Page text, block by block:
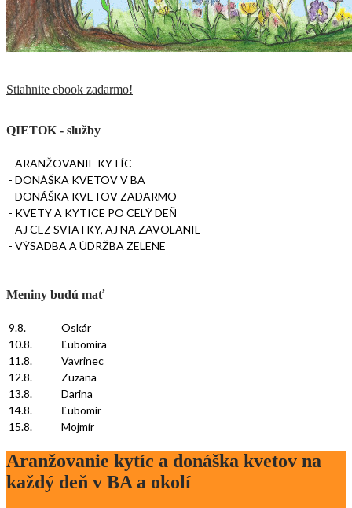
Stiahnite ebook zadarmo!
QIETOK - služby
- ARANŽOVANIE KYTÍC
- DONÁŠKA KVETOV V BA
- DONÁŠKA KVETOV ZADARMO
- KVETY A KYTICE PO CELÝ DEŇ
- AJ CEZ SVIATKY, AJ NA ZAVOLANIE
- VÝSADBA A ÚDRŽBA ZELENE
Meniny budú mať
9.8.
Oskár
10.8.
Ľubomíra
11.8.
Vavrinec
12.8.
Zuzana
13.8.
Darina
14.8.
Ľubomír
15.8.
Mojmír
Aranžovanie kytíc a donáška kvetov na
každý deň v BA a okolí